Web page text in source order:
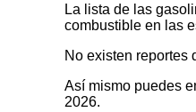
La lista de las
combustible en las
No existen reportes
Así mismo puedes
2026.